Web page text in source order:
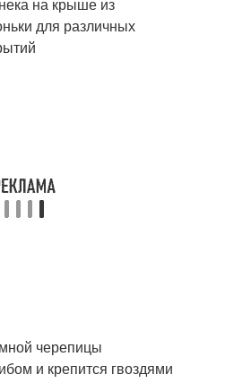
черепицы
и крепится гвоздями